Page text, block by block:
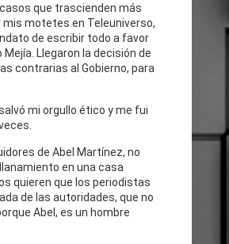
que trascienden más
motetes en Teleuniverso,
de escribir todo a favor
Llegaron la decisión de
contrarias al Gobierno, para
mi orgullo ético y me fui
de Abel Martínez, no
en una casa
quieren que los periodistas
de las autoridades, que no
Abel, es un hombre